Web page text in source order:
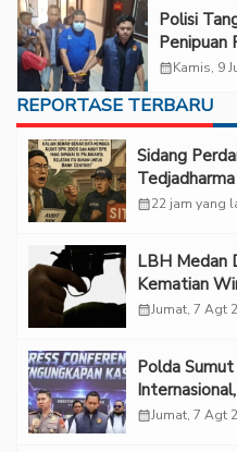
Polisi
Penipuan
calendar_monthKamis, 9
REPORTASE TERBARU
Sidang
PUPN
calendar_month22 jam yang
LBH Medan
Kematian
calendar_monthJumat, 7 Agt
Polda
calendar_monthJumat, 7 Agt